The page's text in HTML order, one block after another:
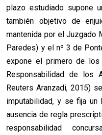
plazo estudiado supone
también objetivo de
mantenida por el Juzgado
Paredes) y el nº 3 de
expone el primero de
Responsabilidad de los
Reuters Aranzadi, 2015)
imputabilidad, y se fija
ausencia de regla
responsabilidad